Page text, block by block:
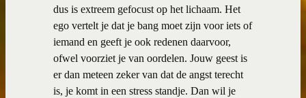
dus is extreem gefocust op het lichaam. Het
ego vertelt je dat je bang moet zijn voor iets of
iemand en geeft je ook redenen daarvoor,
ofwel voorziet je van oordelen. Jouw geest is
er dan meteen zeker van dat de angst terecht
is, je komt in een stress standje. Dan wil je